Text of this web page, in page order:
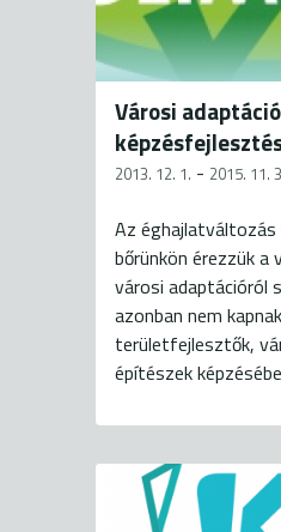
Városi
2013. 12. 1. - 2015. 11.
Az
bőrünkön érezzük a
városi adaptációról
azonban nem
területfejlesztők,
építészek